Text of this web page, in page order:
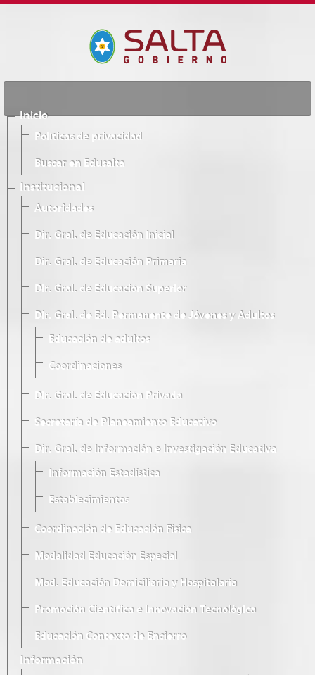
Inicio
Políticas de privacidad
Buscar en Edusalta
Institucional
Autoridades
Dir. Gral. de Educación Inicial
Dir. Gral. de Educación Primaria
Dir. Gral. de Educación Superior
Dir. Gral. de Ed. Permanente de Jóvenes y Adultos
Educación de adultos
Coordinaciones
Dir. Gral. de Educación Privada
Secretaría de Planeamiento Educativo
Dir. Gral. de Información e Investigación Educativa
Información Estadística
Establecimientos
Coordinación de Educación Física
Modalidad Educación Especial
Mod. Educación Domiciliaria y Hospitalaria
Promoción Científica e Innovación Tecnológica
Educación Contexto de Encierro
Información